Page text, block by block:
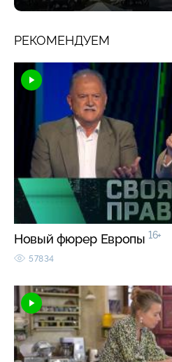
РЕКОМЕНДУЕМ
Новый фюрер Европы 16+
57834